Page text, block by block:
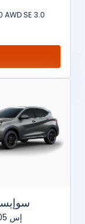
3.0 D I6 300 AWD SE
إس 05